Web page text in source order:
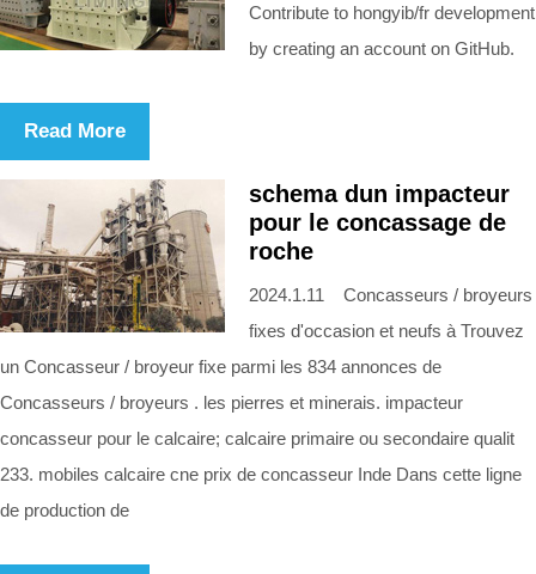
Contribute to hongyib/fr development
by creating an account on GitHub.
Read More
schema dun impacteur
pour le concassage de
roche
2024.1.11 Concasseurs / broyeurs
fixes d'occasion et neufs à Trouvez
un Concasseur / broyeur fixe parmi les 834 annonces de
Concasseurs / broyeurs . les pierres et minerais. impacteur
concasseur pour le calcaire; calcaire primaire ou secondaire qualit
233. mobiles calcaire cne prix de concasseur Inde Dans cette ligne
de production de